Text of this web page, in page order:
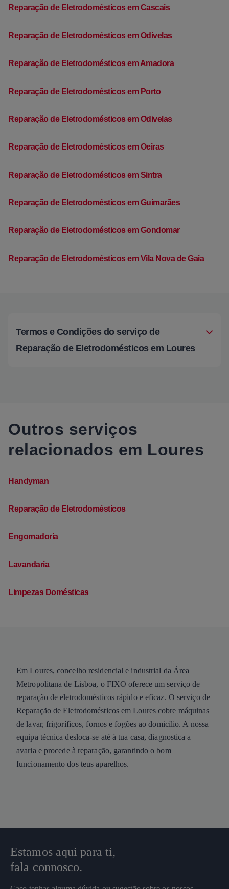
Reparação de Eletrodomésticos em Cascais
Reparação de Eletrodomésticos em Odivelas
Reparação de Eletrodomésticos em Amadora
Reparação de Eletrodomésticos em Porto
Reparação de Eletrodomésticos em Odivelas
Reparação de Eletrodomésticos em Oeiras
Reparação de Eletrodomésticos em Sintra
Reparação de Eletrodomésticos em Guimarães
Reparação de Eletrodomésticos em Gondomar
Reparação de Eletrodomésticos em Vila Nova de Gaia
Termos e Condições do serviço de
Reparação de Eletrodomésticos em Loures
Outros serviços
relacionados em Loures
Handyman
Reparação de Eletrodomésticos
Engomadoria
Lavandaria
Limpezas Domésticas
Em Loures, concelho residencial e industrial da Área
Metropolitana de Lisboa, o FIXO oferece um serviço de
reparação de eletrodomésticos rápido e eficaz. O serviço de
Reparação de Eletrodomésticos em Loures cobre máquinas
de lavar, frigoríficos, fornos e fogões ao domicílio. A nossa
equipa técnica desloca-se até à tua casa, diagnostica a
avaria e procede à reparação, garantindo o bom
funcionamento dos teus aparelhos.
Estamos aqui para ti,
fala connosco.